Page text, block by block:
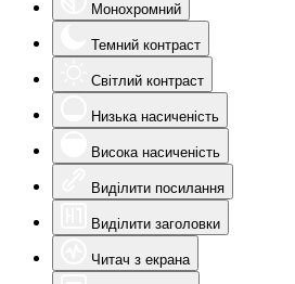
Монохромний
Темний контраст
Світлий контраст
Низька насиченість
Висока насиченість
Виділити посилання
Виділити заголовки
Читач з екрана